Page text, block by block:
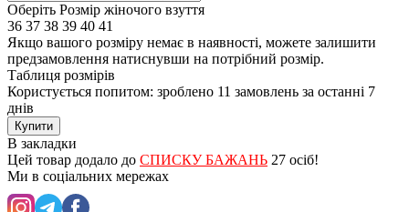
Оберіть Розмір жіночого взуття
36 37 38 39 40 41
Якщо вашого розміру немає в наявності, можете залишити
предзамовлення натиснувши на потрібний розмір.
Таблиця розмірів
Користується попитом: зроблено 11 замовлень за останні 7
днів
Купити
В закладки
Цей товар додало до СПИСКУ БАЖАНЬ 27 осіб!
Ми в соціальних мережах